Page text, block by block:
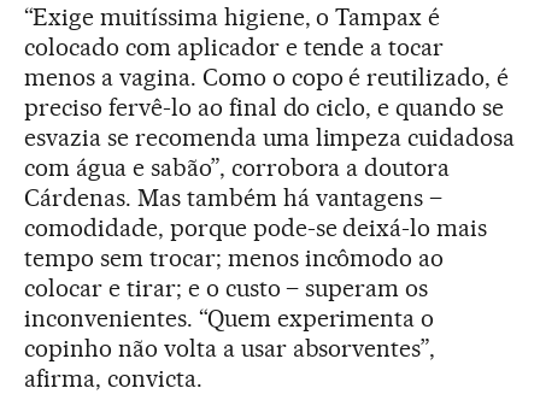
“Exige muitíssima higiene, o Tampax é
colocado com aplicador e tende a tocar
menos a vagina. Como o copo é reutilizado, é
preciso fervê-lo ao final do ciclo, e quando se
esvazia se recomenda uma limpeza cuidadosa
com água e sabão”, corrobora a doutora
Cárdenas. Mas também há vantagens –
comodidade, porque pode-se deixá-lo mais
tempo sem trocar; menos incômodo ao
colocar e tirar; e o custo – superam os
inconvenientes. “Quem experimenta o
copinho não volta a usar absorventes”,
afirma, convicta.